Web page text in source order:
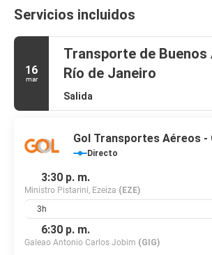
Servicios incluidos
16
mar
Transporte de Buenos
Río de Janeiro
Salida
Gol Transportes Aéreos -
Directo
3:30 p. m.
Ministro Pistarini, Ezeiza (EZE)
3h
6:30 p. m.
Galeao Antonio Carlos Jobim (GIG)